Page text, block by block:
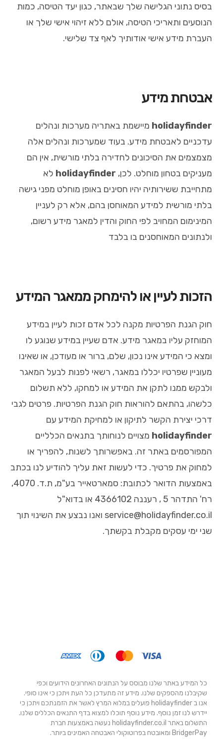
בסיס נתוני הגלישה שלך שבאתר, כגון יעד הטיסה, כמות
הנוסעים ותאריכי הטיסה, אולם ללא זיהוי אישי שלך או
העברת מידע אישי אודותיך לאף צד שלישי.
אבטחת מידע
holidayfinder מיישמת באתריה מערכות ונהלים
עדכניים לאבטחת מידע. בעוד שמערכות ונהלים אלה
מצמצמים את הסיכונים לחדירה בלתי מורשית, אין הם
מעניקים בטחון מוחלט. לכן, holidayfinder לא
מתחייבת ששירותיה יהיו חסינים באופן מוחלט מפני גישה
בלתי מורשית למידע המאוחסן בהם, אלא רק לעניין
המינימום המחויב לפי החוק והדין למאגר מידע רשום,
ולנתונים המאוחסנים בו בלבד
הזכות לעיין או להימחק ממאגר המידע
חוק הגנת הפרטיות מקנה לכל אדם זכות לעיין במידע
המוחזק עליו במאגר מידע. אדם שעיין במידע שנוגע לו
ומצא כי המידע אינו נכון, שלם, ברור או מעודכן, או שאינו
מעוניין שפרטיו יכללו במאגר, רשאי לפנות לבעל המאגר
ולבקש ממנו לתקן את המידע או למחקו, ללא תשלום
כלשהו, בהתאם להוראות חוק הגנת הפרטיות. פרטים לגבי
דרכי יצירת הקשר לתיקון או למחיקת המידע עם
holidayfinder מצויים לנוחותך בתנאים הכלליים
המפורסמים באתר זה. באפשרותך לשנות, להפריך או
למחוק את פרטיך. כדי לעשות זאת עליך להודיע לנו בכתב
באמצעות הדואר לכתובת: סמארטאייר בע"מ, ת.ד. 4070,
רח' התדהר 5 , רעננה 4366102 או בדוא"ל
service@holidayfinder.co.il ואנו נבצע את השינוי תוך
שני ימי עסקים מקבלת בקשתך.
כל המידע באתר שלנו מבוסס על הנתונים האחרונים הידועים וכפי
שקיבלנו מהספקים שלנו. מידע זה מתעדכן כל העת ויתכן כי אינו סופי.
אנו ב holidayfinder פועלים במלוא המרץ לאשר את הזמנתכם ויתכן כי
יידרש לנו זמן נוסף. מידע נוסף תוכלו למצוא בדף התנאים הכללים שלנו.
התשלום באתר holidayfinder.co.il נעשה באמצעות חברת
BridgerPay ומאובטח בפרוטוקולי האבטחה האמינים ביותר.